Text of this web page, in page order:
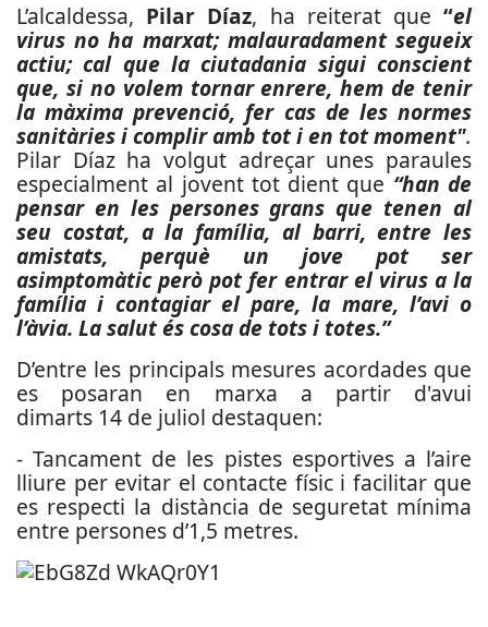
L’alcaldessa, Pilar Díaz, ha reiterat que“el
virus no ha marxat; malauradament segueix
actiu; cal que la ciutadania sigui conscient
que, si no volem tornar enrere, hem de tenir
la màxima prevenció, fer cas de les normes
sanitàries i complir amb tot i en tot moment".
Pilar Díaz ha volgut adreçar unes paraules
especialment al jovent tot dient que “han de
pensar en les persones grans que tenen al
seu costat, a la família, al barri, entre les
amistats, perquè un jove pot ser
asimptomàtic però pot fer entrar el virus a la
família i contagiar el pare, la mare, l’avi o
l’àvia. La salut és cosa de tots i totes.”
D’entre les principals mesures acordades que
es posaran en marxa a partir d'avui
dimarts 14 de juliol destaquen:
- Tancament de les pistes esportives a l’aire
lliure per evitar el contacte físic i facilitar que
es respecti la distància de seguretat mínima
entre persones d’1,5 metres.